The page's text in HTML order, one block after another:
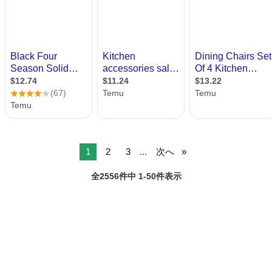
1 2 3 ... 次へ
全2556件中 1-50件表示